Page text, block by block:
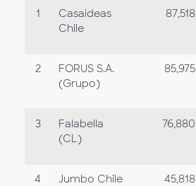
1
Casaideas
Chile
87,518
2
FORUS S.A.
(Grupo)
85,975
3
Falabella
(CL)
76,880
4 Jumbo Chile 45,818